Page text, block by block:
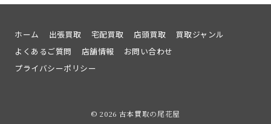
ホーム 出張買取 宅配買取 店頭買取
買取ジャンル
よくあるご質問
店舗情報
お問い合わせ
プライバシーポリシー
© 2026 古本買取の尾花屋